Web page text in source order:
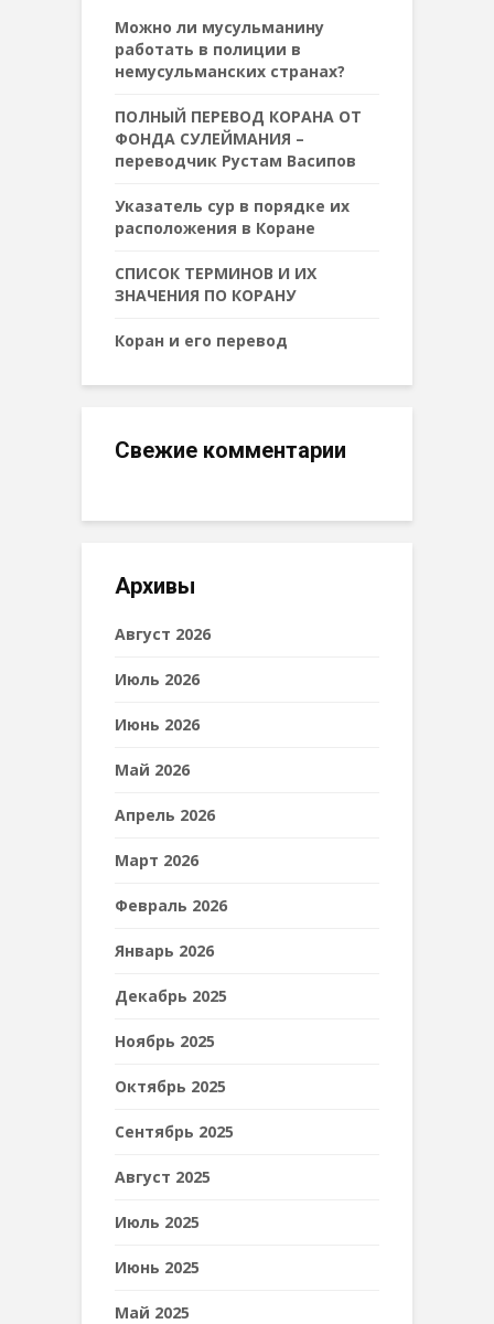
Можно ли мусульманину
работать в полиции в
немусульманских странах?
ПОЛНЫЙ ПЕРЕВОД КОРАНА ОТ
ФОНДА СУЛЕЙМАНИЯ –
переводчик Рустам Васипов
Указатель сур в порядке их
расположения в Коране
СПИСОК ТЕРМИНОВ И ИХ
ЗНАЧЕНИЯ ПО КОРАНУ
Коран и его перевод
Свежие комментарии
Архивы
Август 2026
Июль 2026
Июнь 2026
Май 2026
Апрель 2026
Март 2026
Февраль 2026
Январь 2026
Декабрь 2025
Ноябрь 2025
Октябрь 2025
Сентябрь 2025
Август 2025
Июль 2025
Июнь 2025
Май 2025